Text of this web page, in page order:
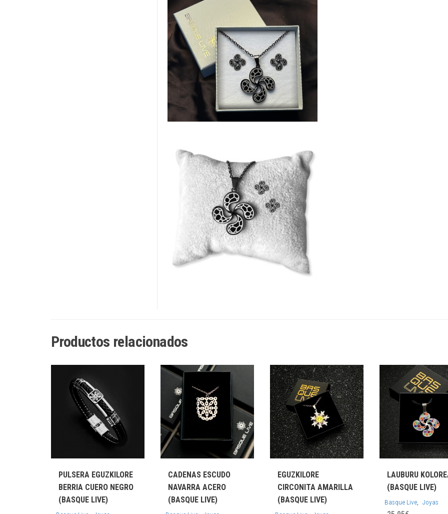
Productos relacionados
PULSERA EGUZKILORE
BERRIA CUERO NEGRO
(BASQUE LIVE)
CADENAS ESCUDO
NAVARRA ACERO
(BASQUE LIVE)
EGUZKILORE
CIRCONITA AMARILLA
(BASQUE LIVE)
LAUBURU
(BASQUE LIVE)
Basque Live, Joyas